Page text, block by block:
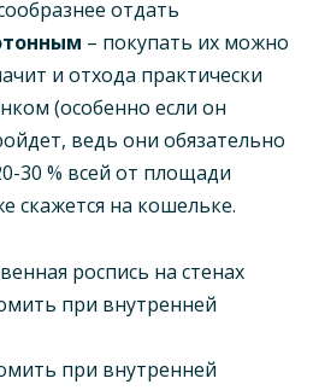
отдать
– покупать их можно
и отхода практически
(особенно если он
ведь они обязательно
30 % всей от площади
скажется на кошельке.
роспись на стенах